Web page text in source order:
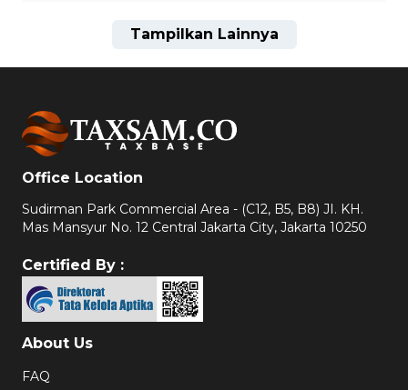
Tampilkan Lainnya
Office Location
Sudirman Park Commercial Area - (C12, B5, B8) JI. KH.
Mas Mansyur No. 12 Central Jakarta City, Jakarta 10250
Certified By :
About Us
FAQ